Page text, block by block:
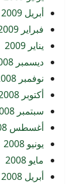
أبريل 2009
فبراير 2009
يناير 2009
ديسمبر 2008
نوفمبر 2008
أكتوبر 2008
سبتمبر 2008
أغسطس 2008
يونيو 2008
مايو 2008
أبريل 2008